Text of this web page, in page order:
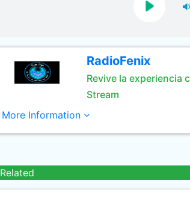
RadioFenix
Revive la experiencia
Stream
More Information
Related